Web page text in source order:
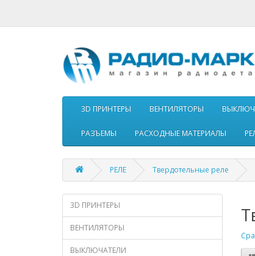
3D ПРИНТЕРЫ ВЕНТИЛЯТОРЫ
РАЗЪЕМЫ РАСХОДНЫЕ МАТЕРИАЛЫ
РЕЛЕ Твердотельные реле
3D ПРИНТЕРЫ
ВЕНТИЛЯТОРЫ
ВЫКЛЮЧАТЕЛИ